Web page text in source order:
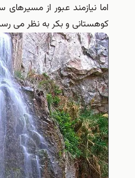
اما نیازمند عبور از
کوهستانی و بکر به نظر می